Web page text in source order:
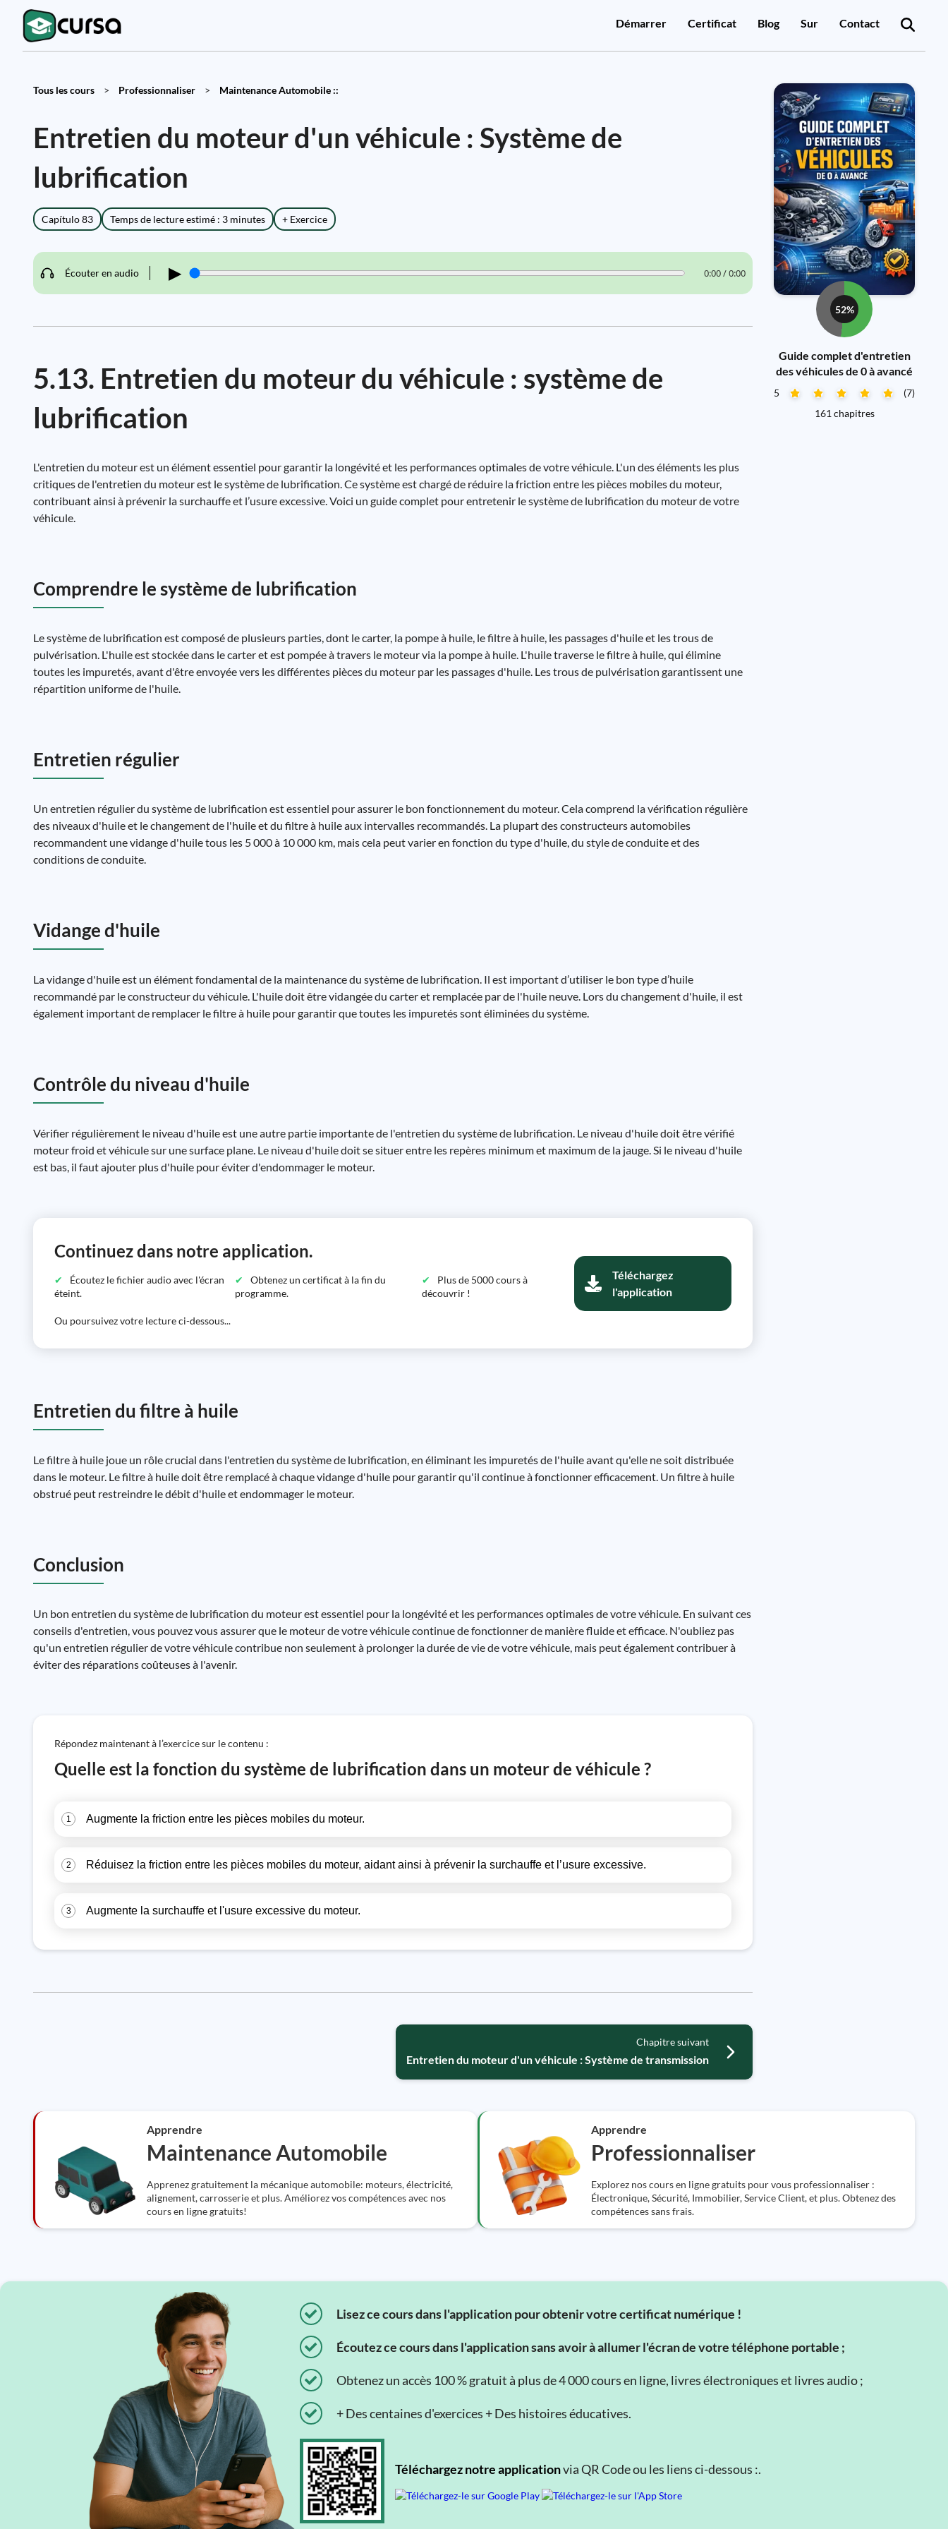
Démarrer Certificat Blog Sur Contact
Tous les cours > Professionnaliser > Maintenance Automobile ::
Entretien du moteur d'un véhicule : Système de
lubrification
Capítulo 83 Temps de lecture estimé : 3 minutes + Exercice
Écouter en audio ▶ 0:00 / 0:00
5.13. Entretien du moteur du véhicule : système de
lubrification
L'entretien du moteur est un élément essentiel pour garantir la longévité et les performances optimales de votre véhicule. L'un des éléments les plus
critiques de l'entretien du moteur est le système de lubrification. Ce système est chargé de réduire la friction entre les pièces mobiles du moteur,
contribuant ainsi à prévenir la surchauffe et l’usure excessive. Voici un guide complet pour entretenir le système de lubrification du moteur de votre
véhicule.
Comprendre le système de lubrification
Le système de lubrification est composé de plusieurs parties, dont le carter, la pompe à huile, le filtre à huile, les passages d'huile et les trous de
pulvérisation. L'huile est stockée dans le carter et est pompée à travers le moteur via la pompe à huile. L'huile traverse le filtre à huile, qui élimine
toutes les impuretés, avant d'être envoyée vers les différentes pièces du moteur par les passages d'huile. Les trous de pulvérisation garantissent une
répartition uniforme de l'huile.
Entretien régulier
Un entretien régulier du système de lubrification est essentiel pour assurer le bon fonctionnement du moteur. Cela comprend la vérification régulière
des niveaux d'huile et le changement de l'huile et du filtre à huile aux intervalles recommandés. La plupart des constructeurs automobiles
recommandent une vidange d'huile tous les 5 000 à 10 000 km, mais cela peut varier en fonction du type d'huile, du style de conduite et des
conditions de conduite.
Vidange d'huile
La vidange d'huile est un élément fondamental de la maintenance du système de lubrification. Il est important d’utiliser le bon type d’huile
recommandé par le constructeur du véhicule. L'huile doit être vidangée du carter et remplacée par de l'huile neuve. Lors du changement d'huile, il est
également important de remplacer le filtre à huile pour garantir que toutes les impuretés sont éliminées du système.
Contrôle du niveau d'huile
Vérifier régulièrement le niveau d'huile est une autre partie importante de l'entretien du système de lubrification. Le niveau d'huile doit être vérifié
moteur froid et véhicule sur une surface plane. Le niveau d'huile doit se situer entre les repères minimum et maximum de la jauge. Si le niveau d'huile
est bas, il faut ajouter plus d'huile pour éviter d'endommager le moteur.
Continuez dans notre application.
Écoutez le fichier audio avec l'écran
éteint.
Obtenez un certificat à la fin du
programme.
Plus de 5000 cours à
découvrir !
Ou poursuivez votre lecture ci-dessous...
Téléchargez
l'application
Entretien du filtre à huile
Le filtre à huile joue un rôle crucial dans l'entretien du système de lubrification, en éliminant les impuretés de l'huile avant qu'elle ne soit distribuée
dans le moteur. Le filtre à huile doit être remplacé à chaque vidange d'huile pour garantir qu'il continue à fonctionner efficacement. Un filtre à huile
obstrué peut restreindre le débit d'huile et endommager le moteur.
Conclusion
Un bon entretien du système de lubrification du moteur est essentiel pour la longévité et les performances optimales de votre véhicule. En suivant ces
conseils d'entretien, vous pouvez vous assurer que le moteur de votre véhicule continue de fonctionner de manière fluide et efficace. N'oubliez pas
qu'un entretien régulier de votre véhicule contribue non seulement à prolonger la durée de vie de votre véhicule, mais peut également contribuer à
éviter des réparations coûteuses à l'avenir.
Répondez maintenant à l’exercice sur le contenu :
Quelle est la fonction du système de lubrification dans un moteur de véhicule ?
1 Augmente la friction entre les pièces mobiles du moteur.
2 Réduisez la friction entre les pièces mobiles du moteur, aidant ainsi à prévenir la surchauffe et l’usure excessive.
3 Augmente la surchauffe et l'usure excessive du moteur.
Chapitre suivant
Entretien du moteur d'un véhicule : Système de transmission
52%
Guide complet d'entretien
des véhicules de 0 à avancé
5
(7)
161 chapitres
Apprendre
Maintenance Automobile
Apprenez gratuitement la mécanique automobile: moteurs, électricité,
alignement, carrosserie et plus. Améliorez vos compétences avec nos
cours en ligne gratuits!
Apprendre
Professionnaliser
Explorez nos cours en ligne gratuits pour vous professionnaliser :
Électronique, Sécurité, Immobilier, Service Client, et plus. Obtenez des
compétences sans frais.
Lisez ce cours dans l'application pour obtenir votre certificat numérique !
Écoutez ce cours dans l'application sans avoir à allumer l'écran de votre téléphone portable ;
Obtenez un accès 100 % gratuit à plus de 4 000 cours en ligne, livres électroniques et livres audio ;
+ Des centaines d'exercices + Des histoires éducatives.
Téléchargez notre applicationvia QR Code ou les liens ci-dessous :.